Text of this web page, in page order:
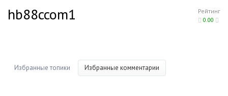
Рейтинг
0.00
hb88ccom1
Избранные топики Избранные комментарии